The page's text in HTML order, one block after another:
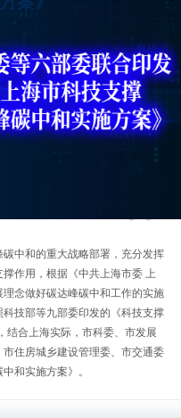
中和的重大战略部署，充分发挥
作用，根据《中共上海市委 上
念做好碳达峰碳中和工作的实施
技部等九部委印发的《科技支撑
结合上海实际，市科委、市发展
住房城乡建设管理委、市交通委
和实施方案》。